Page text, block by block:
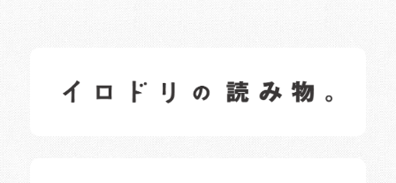
日常の様子など随時更新中です。